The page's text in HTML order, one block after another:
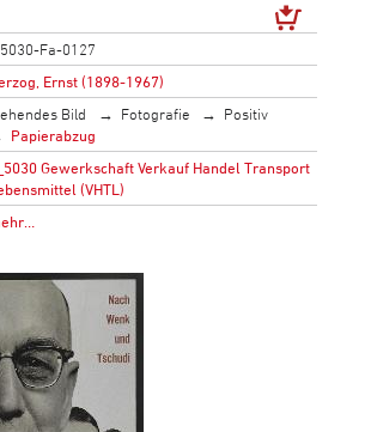
Fa-0127
Ernst (1898-1967)
Bild Fotografie
Positiv
Papierabzug
Gewerkschaft Verkauf Handel Transport
(VHTL)